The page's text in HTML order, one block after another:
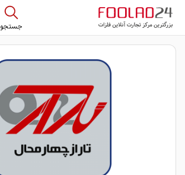
جستجو